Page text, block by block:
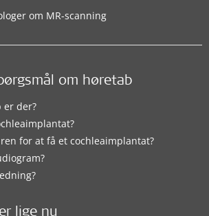
om MR-scanning
om høretab
er der?
for at få et cochleaimplantat?
lige nu